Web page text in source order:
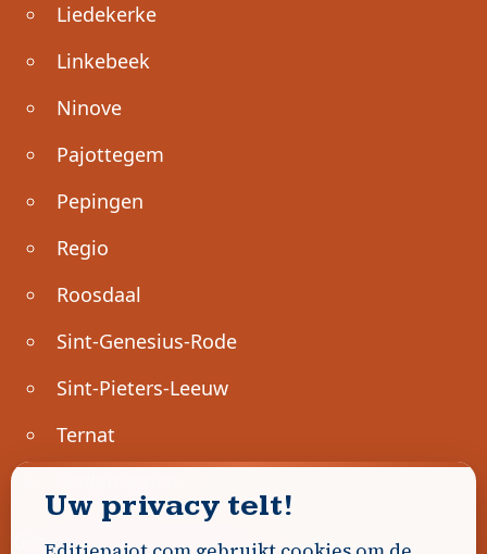
Liedekerke
Linkebeek
Ninove
Pajottegem
Pepingen
Regio
Roosdaal
Sint-Genesius-Rode
Sint-Pieters-Leeuw
Ternat
Geen advertenties gevonden.
Uw privacy telt!